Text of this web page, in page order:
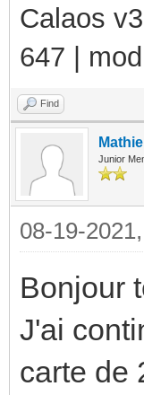
Calaos
647 |
Find
Junior
08-19-
Bonjour
J'ai
carte de